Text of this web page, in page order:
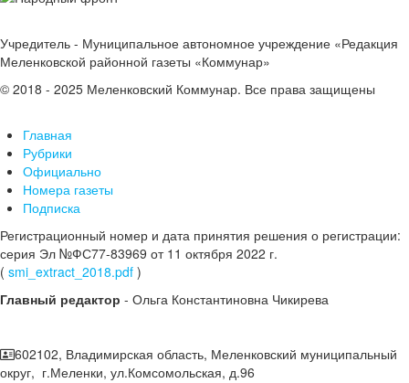
Учредитель - Муниципальное автономное учреждение «Редакция
Меленковской районной газеты «Коммунар»
© 2018 - 2025 Меленковский Коммунар. Все права защищены
Главная
Рубрики
Официально
Номера газеты
Подписка
Регистрационный номер и дата принятия решения о регистрации:
серия Эл №ФС77-83969 от 11 октября 2022 г.
( smi_extract_2018.pdf )
Главный редактор - Ольга Константиновна Чикирева
602102, Владимирская область, Меленковский муниципальный
округ, г.Меленки, ул.Комсомольская, д.96